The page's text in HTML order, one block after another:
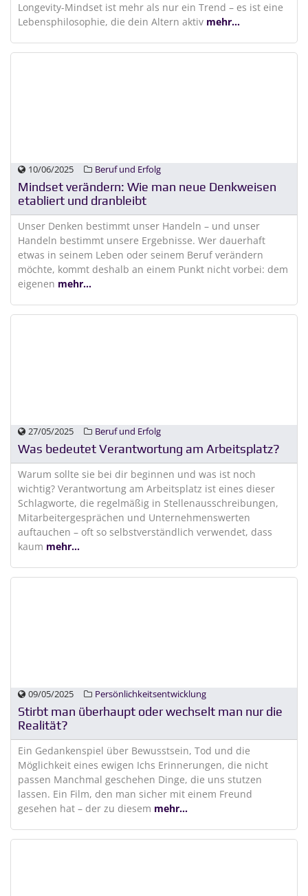
Longevity-Mindset ist mehr als nur ein Trend – es ist eine
Lebensphilosophie, die dein Altern aktiv mehr...
10/06/2025 Beruf und Erfolg
Mindset verändern: Wie man neue Denkweisen
etabliert und dranbleibt
Unser Denken bestimmt unser Handeln – und unser
Handeln bestimmt unsere Ergebnisse. Wer dauerhaft
etwas in seinem Leben oder seinem Beruf verändern
möchte, kommt deshalb an einem Punkt nicht vorbei: dem
eigenen mehr...
27/05/2025 Beruf und Erfolg
Was bedeutet Verantwortung am Arbeitsplatz?
Warum sollte sie bei dir beginnen und was ist noch
wichtig? Verantwortung am Arbeitsplatz ist eines dieser
Schlagworte, die regelmäßig in Stellenausschreibungen,
Mitarbeitergesprächen und Unternehmenswerten
auftauchen – oft so selbstverständlich verwendet, dass
kaum mehr...
09/05/2025 Persönlichkeitsentwicklung
Stirbt man überhaupt oder wechselt man nur die
Realität?
Ein Gedankenspiel über Bewusstsein, Tod und die
Möglichkeit eines ewigen Ichs Erinnerungen, die nicht
passen Manchmal geschehen Dinge, die uns stutzen
lassen. Ein Film, den man sicher mit einem Freund
gesehen hat – der zu diesem mehr...